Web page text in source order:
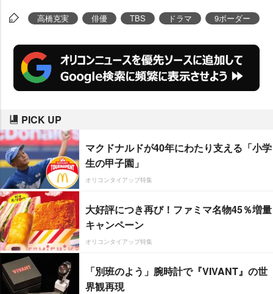
代のラストイヤー=“9ボーダー”を
郎だ。
高橋克実 俳優 TBS ドラマ 9ボーダー
PICK UP
マクドナルドが40年にわたり支える「小学
生の甲子園」
オリコンタイアップ特集
大好評につき再び！ファミマ名物45％増量
キャンペーン
オリコンタイアップ特集
「別班のよう」腕時計で『VIVANT』の世
界観再現